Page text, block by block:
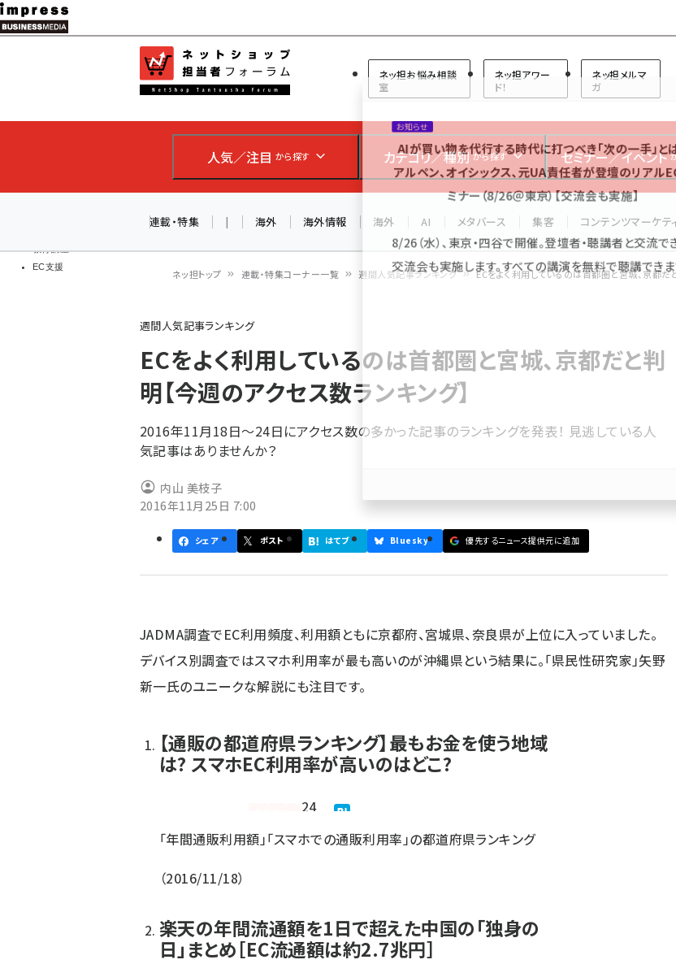
メ
イ
ン
ツ
移
教育講座
EC支援
ネットショップ担当者フォーラム
ネッ担お悩み相談
室
ネッ担アワー
ド！
ネッ担メルマ
ガ
人気／注目 から探す カテゴリ／種別 から探す セミナー／イベント
連載・特集 | 海外 海外情報 海外 AI メタバース 集客 コンテンツマーケテ
ン
く
ず
ネッ担トップ 連載・特集コーナー一覧 週間人気記事ランキング ECをよく利用しているのは首都圏と宮城、京都だ
週間人気記事ランキング
ECをよく利用しているのは首都圏と宮城、京都だと判
明【今週のアクセス数ランキング】
2016年11月18日～24日にアクセス数の多かった記事のランキングを発表！ 見逃している人
気記事はありませんか？
内山 美枝子
2016年11月25日 7:00
シェア ポスト はてブ Bluesky 優先するニュース提供元に追加
JADMA調査でEC利用頻度、利用額ともに京都府、宮城県、奈良県が上位に入っていました。
デバイス別調査ではスマホ利用率が最も高いのが沖縄県という結果に。「県民性研究家」矢野
新一氏のユニークな解説にも注目です。
【通販の都道府県ランキング】最もお金を使う地域
は? スマホEC利用率が高いのはどこ?
24
「年間通販利用額」「スマホでの通販利用率」の都道府県ランキング
2016/11/18
楽天の年間流通額を1日で超えた中国の「独身の
日」まとめ［EC流通額は約2.7兆円］
AIが買い物を代行する時代に打つべき「次の一手」
アルペン、オイシックス、元UA責任者が登壇のリア
ミナー（8/26＠東京）【交流会も実施】
8/26（水）、東京・四谷で開催。登壇者・聴講者と交流
交流会も実施します。すべての講演を無料で聴講でき
参加登録はこちら↑